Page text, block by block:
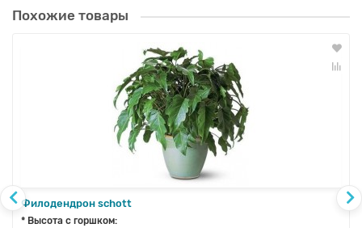
Похожие товары
Филодендрон schott
* Высота с горшком: